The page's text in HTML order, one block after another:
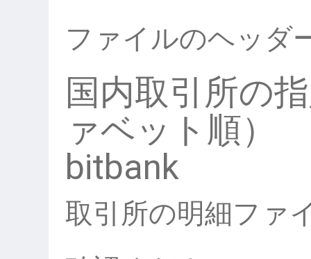
ファイルのヘッダ
国内取引所の
ァベット順）
bitbank
取引所の明細ファ